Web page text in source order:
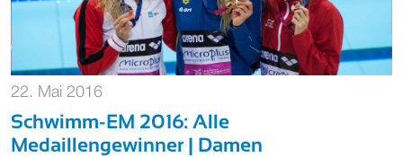
22. Mai 2016
Schwimm-EM 2016: Alle
Medaillengewinner | Damen